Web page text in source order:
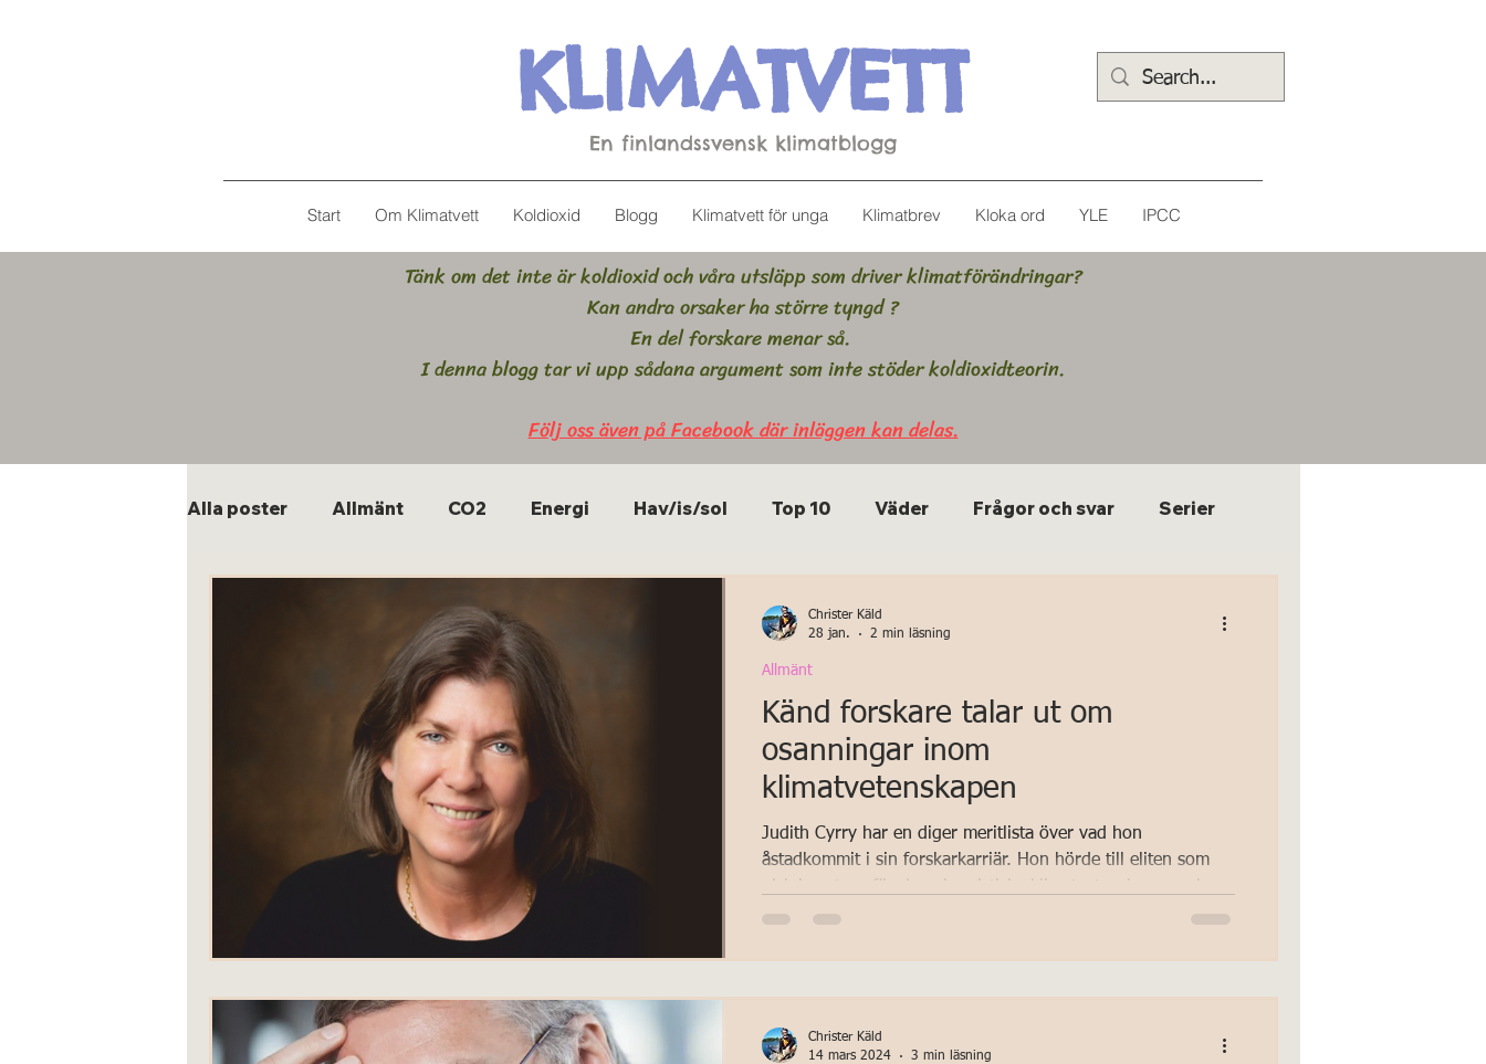
KLIMATVETT
En finlandssvensk klimatblogg
Start Om Klimatvett Koldioxid Blogg Klimatvett för unga Klimatbrev Kloka ord YLE IPCC
Tänk om det inte är koldioxid och våra utsläpp som driver klimatförändringar?
Kan andra orsaker ha större tyngd ?
En del forskare menar så.
I denna blogg tar vi upp sådana argument som inte stöder koldioxidteorin.
Följ oss även på Facebook där inläggen kan delas.
Alla poster Allmänt CO2 Energi Hav/is/sol Top 10 Väder Frågor och svar Serier
Känd forskare talar ut om
osanningar inom
klimatvetenskapen
Judith Cyrry har en diger meritlista över vad hon
åstadkommit i sin forskarkarriär. Hon hörde till eliten som
of Earth and Atmosphe
Allmänt
Christer Käld
28 jan.
2 min läsning
Christer Käld
14 mars 2024
3 min läsning